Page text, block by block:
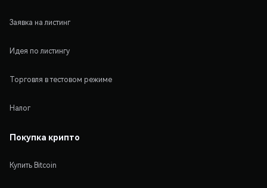
Заявка на листинг
Идея по листингу
Торговля в тестовом режиме
Налог
Покупка крипто
Купить Bitcoin